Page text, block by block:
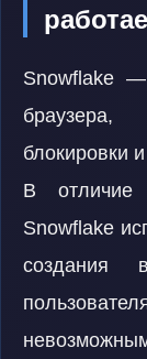
Snowflake
браузера,
блокировки
В отличие
Snowflake
создания